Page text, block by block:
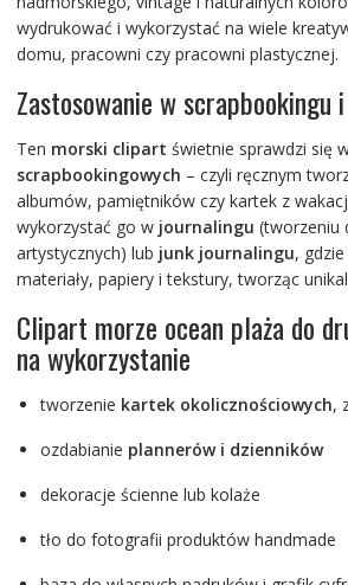
wydrukować i wykorzystać na wiele
domu, pracowni czy pracowni plastycznej.
Zastosowanie w scrapbookingu
Ten morski clipart świetnie sprawdzi się
scrapbookingowych – czyli ręcznym
albumów, pamiętników czy kartek z
wykorzystać go w journalingu (tworzeniu
artystycznych) lub junk journalingu,
materiały, papiery i tekstury, tworząc
Clipart morze ocean plaża do
na wykorzystanie
tworzenie kartek okolicznościowych,
ozdabianie plannerów i dzienników
dekoracje ścienne lub kolaże
tło do fotografii produktów handmade